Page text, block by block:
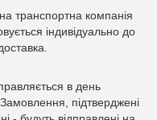
транспортна компанія
індивідуально до
в день
підтверджені